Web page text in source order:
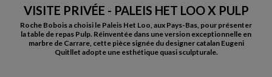
VISITE PRIVÉE - PALEIS HET LOO X PULP
Roche Bobois a choisi le Paleis Het Loo, aux Pays-Bas, pour présenter
la table de repas Pulp. Réinventée dans une version exceptionnelle en
marbre de Carrare, cette pièce signée du designer catalan Eugeni
Quitllet adopte une esthétique quasi sculpturale.